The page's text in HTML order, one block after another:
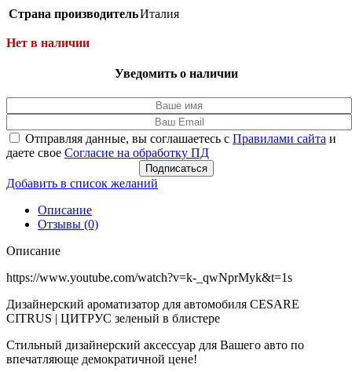
Страна производительИталия
Нет в наличии
Уведомить о наличии
Отправляя данные, вы соглашаетесь с Правилами сайта и
даете свое Согласие на обработку ПД
Подписаться
Добавить в список желаний
Описание
Отзывы (0)
Описание
https://www.youtube.com/watch?v=k-_qwNprMyk&t=1s
Дизайнерский ароматизатор для автомобиля CESARE
CITRUS | ЦИТРУС зеленый в блистере
Стильный дизайнерский аксессуар для Вашего авто по
впечатляюще демократичной цене!